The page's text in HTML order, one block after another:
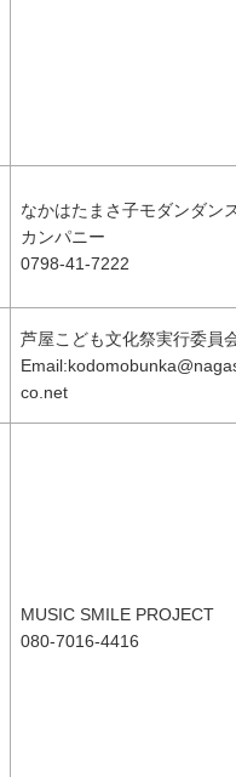
なかはたまさ子モダンダン
カンパニー
0798-41-7222
芦屋こども文化祭実行委員
co.net
MUSIC SMILE PROJECT
080-7016-4416